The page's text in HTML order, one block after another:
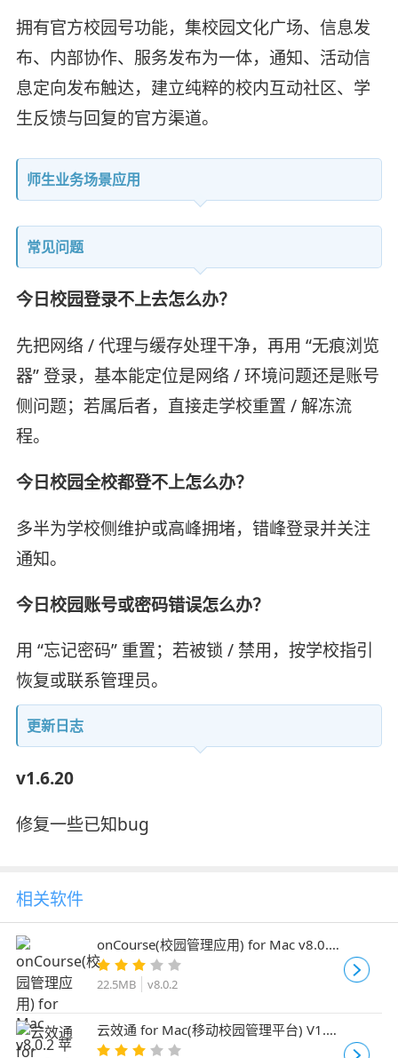
拥有官方校园号功能，集校园文化广场、信息发
布、内部协作、服务发布为一体，通知、活动信
息定向发布触达，建立纯粹的校内互动社区、学
生反馈与回复的官方渠道。
师生业务场景应用
常见问题
今日校园登录不上去怎么办？
先把网络 / 代理与缓存处理干净，再用 “无痕浏览
器” 登录，基本能定位是网络 / 环境问题还是账号
侧问题；若属后者，直接走学校重置 / 解冻流
程。
今日校园全校都登不上怎么办？
多半为学校侧维护或高峰拥堵，错峰登录并关注
通知。
今日校园账号或密码错误怎么办？
用 “忘记密码” 重置；若被锁 / 禁用，按学校指引
恢复或联系管理员。
更新日志
v1.6.20
修复一些已知bug
相关软件
onCourse(校园管理应用) for Mac v8.0.2
苹果电脑版
22.5MB v8.0.2
云效通 for Mac(移动校园管理平台) V1.0
苹果电脑版